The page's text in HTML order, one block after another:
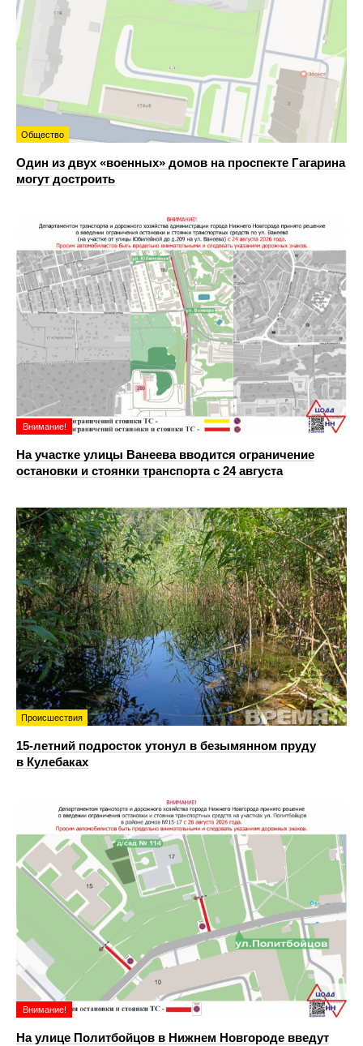
Общество
Один из двух «военных» домов на проспекте Гагарина
могут достроить
Внимание!
На участке улицы Ванеева вводится ограничение
остановки и стоянки транспорта с 24 августа
Происшествия
15-летний подросток утонул в безымянном пруду
в Кулебаках
Внимание!
На улице Политбойцов в Нижнем Новгороде введут